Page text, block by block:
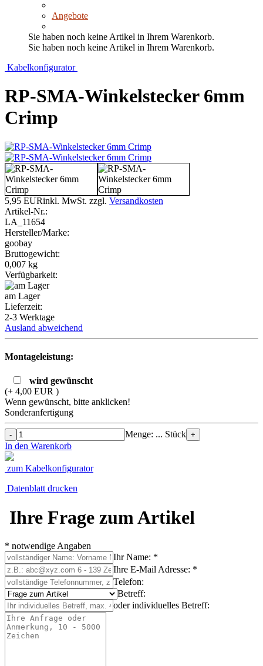
Angebote
Sie haben noch keine Artikel in Ihrem Warenkorb.
Sie haben noch keine Artikel in Ihrem Warenkorb.
Kabelkonfigurator
RP-SMA-Winkelstecker 6mm
Crimp
5,95 EURinkl. MwSt. zzgl. Versandkosten
Artikel-Nr.:
LA_11654
Hersteller/Marke:
goobay
Bruttogewicht:
0,007 kg
Verfügbarkeit:
am Lager
Lieferzeit:
2-3 Werktage
Ausland abweichend
Montageleistung:
wird gewünscht
(+ 4,00 EUR )
Wenn gewünscht, bitte anklicken!
Sonderanfertigung
- Menge: ... Stück +
In den Warenkorb
zum Kabelkonfigurator
Datenblatt drucken
Ihre Frage zum Artikel
* notwendige Angaben
Ihr Name: *
Ihre E-Mail Adresse: *
Telefon:
Betreff:
oder individuelles Betreff: